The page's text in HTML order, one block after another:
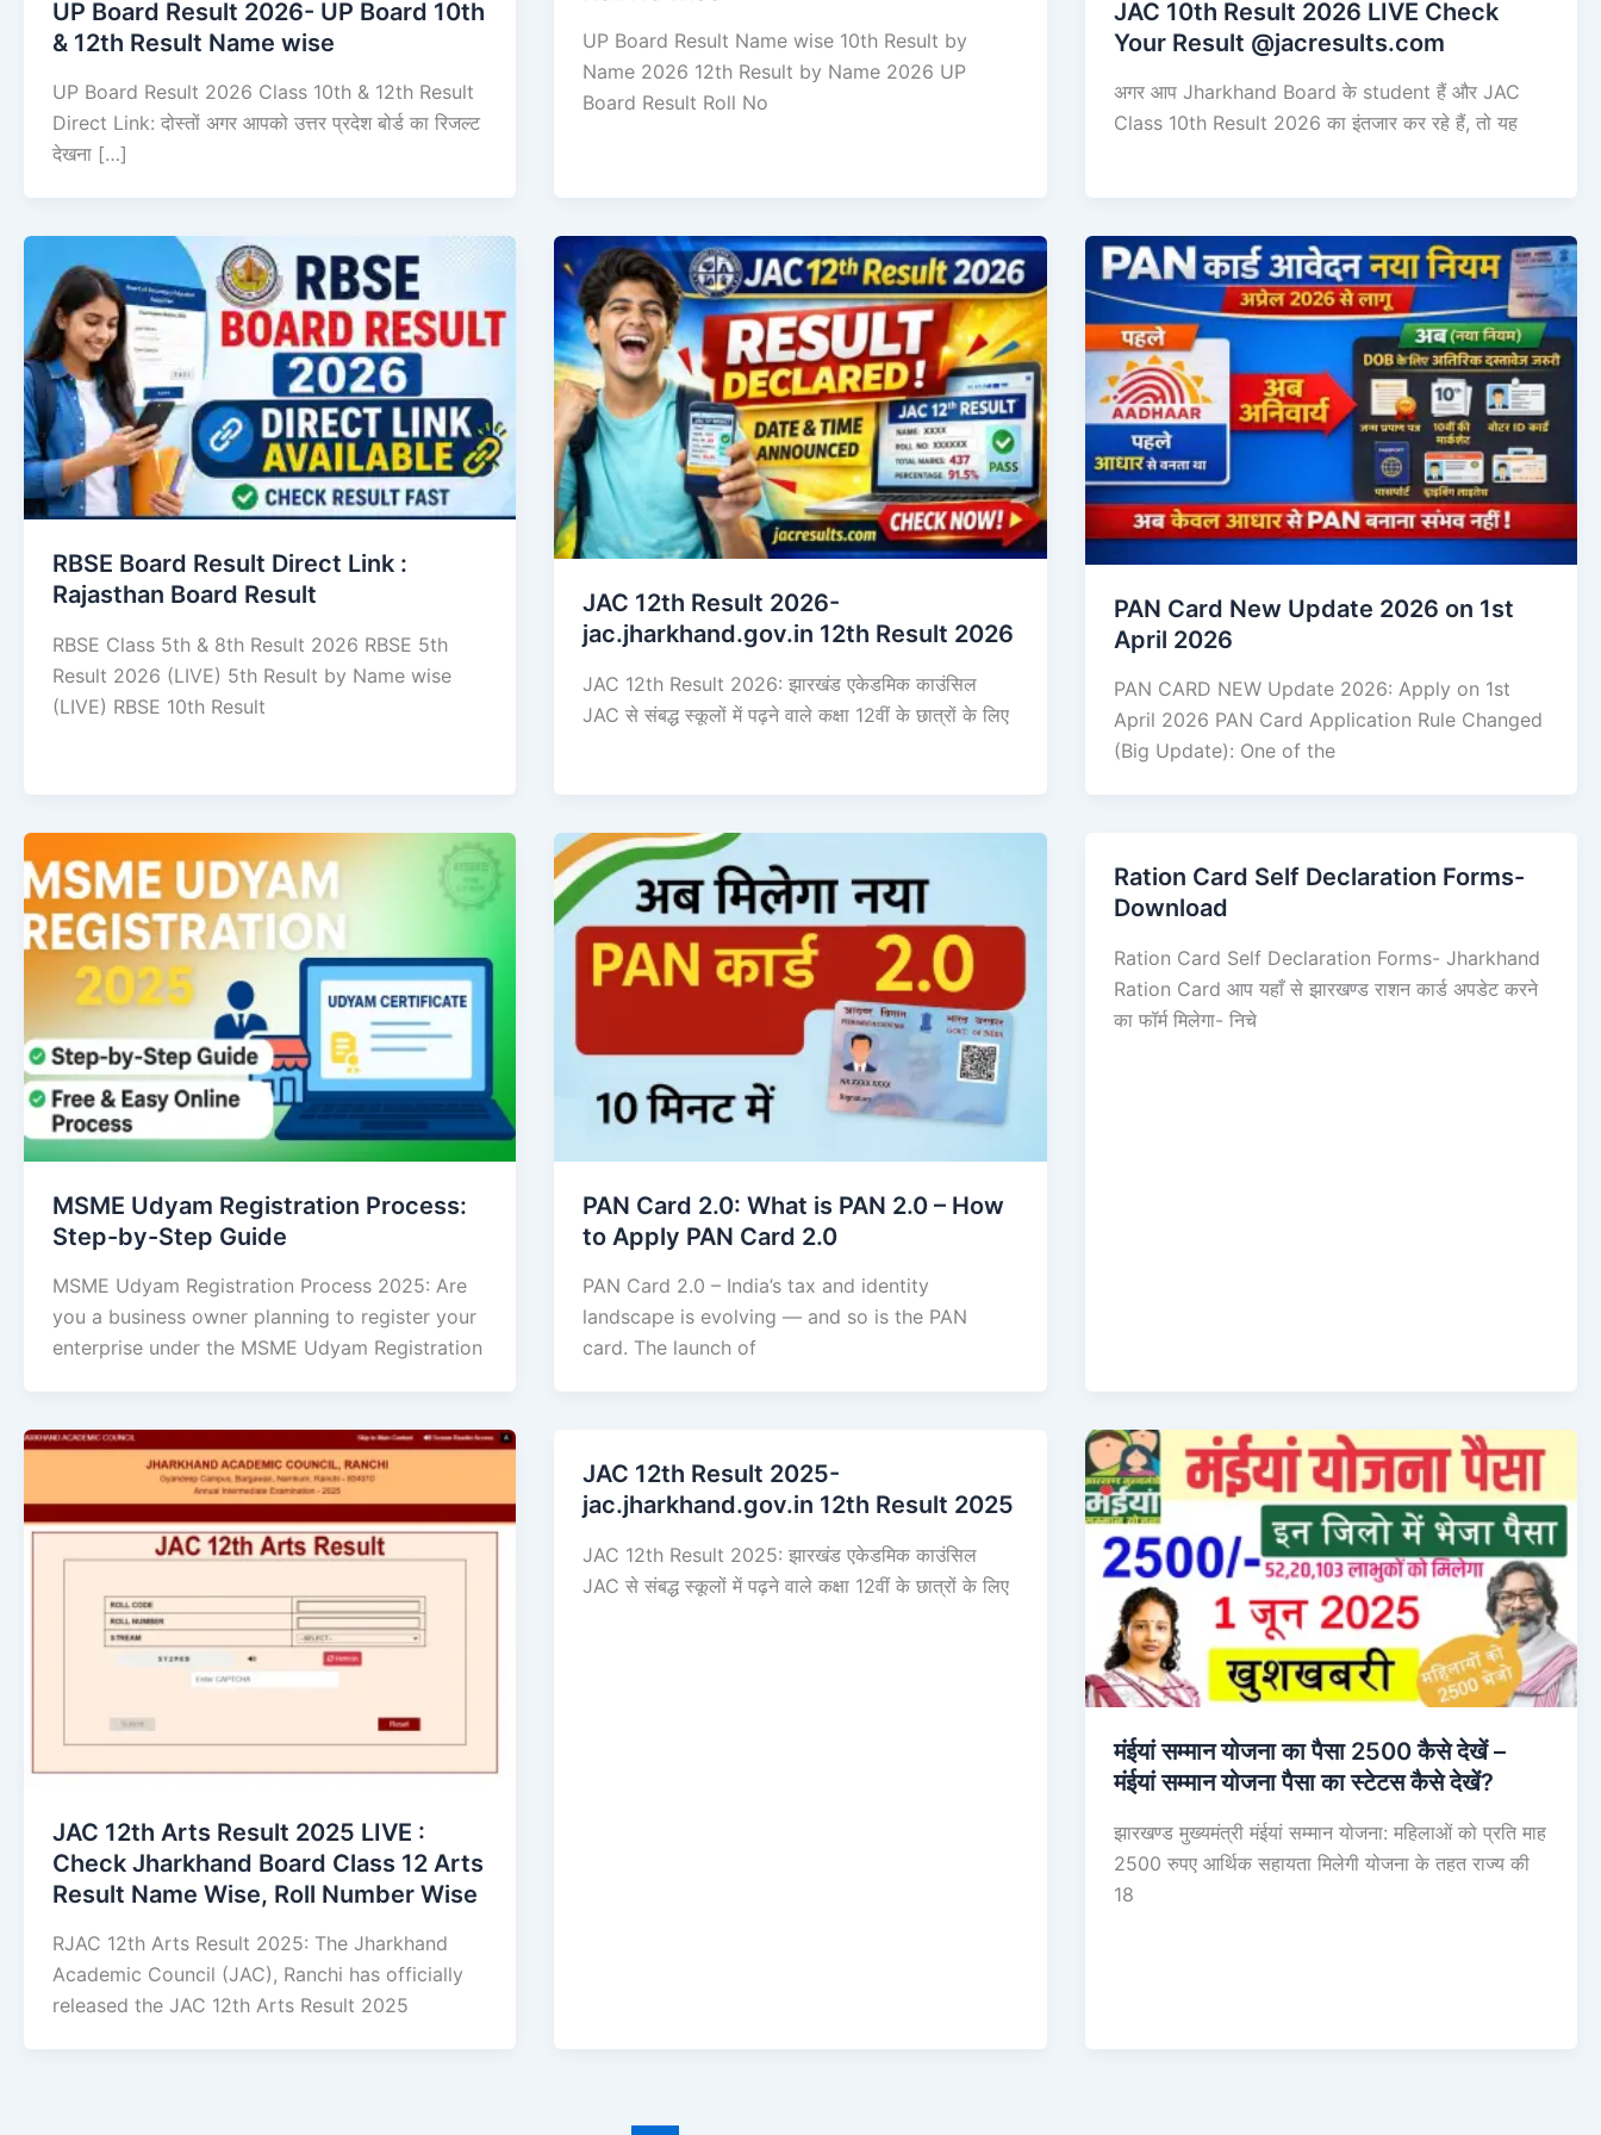
UP Board Result 2026- UP Board 10th
& 12th Result Name wise
UP Board Result 2026 Class 10th & 12th Result
Direct Link: दोस्तों अगर आपको उत्तर प्रदेश बोर्ड का रिजल्ट
देखना […]
UP Board Result Name wise 10th Result by
Name 2026 12th Result by Name 2026 UP
Board Result Roll No
JAC 10th Result 2026 LIVE Check
Your Result @jacresults.com
अगर आप Jharkhand Board के student हैं और JAC
Class 10th Result 2026 का इंतजार कर रहे हैं, तो यह
RBSE Board Result Direct Link : ​
Rajasthan Board Result
RBSE Class 5th & 8th Result 2026 RBSE 5th
Result 2026 (LIVE) 5th Result by Name wise
(LIVE) RBSE 10th Result
JAC 12th Result 2026-
jac.jharkhand.gov.in 12th Result 2026
JAC 12th Result 2026: झारखंड एकेडमिक काउंसिल
JAC से संबद्ध स्कूलों में पढ़ने वाले कक्षा 12वीं के छात्रों के लिए
PAN Card New Update 2026 on 1st
April 2026
PAN CARD NEW Update 2026: Apply on 1st
April 2026 PAN Card Application Rule Changed
(Big Update): One of the
MSME Udyam Registration Process:
Step-by-Step Guide
MSME Udyam Registration Process 2025: Are
you a business owner planning to register your
enterprise under the MSME Udyam Registration
PAN Card 2.0: What is PAN 2.0 – How
to Apply PAN Card 2.0
PAN Card 2.0 – India’s tax and identity
landscape is evolving — and so is the PAN
card. The launch of
Ration Card Self Declaration Forms-
Download
Ration Card Self Declaration Forms- Jharkhand
Ration Card आप यहाँ से झारखण्ड राशन कार्ड अपडेट करने
का फॉर्म मिलेगा- निचे
JAC 12th Arts Result 2025 LIVE :
Check Jharkhand Board Class 12 Arts
Result Name Wise, Roll Number Wise
RJAC 12th Arts Result 2025: The Jharkhand
Academic Council (JAC), Ranchi has officially
released the JAC 12th Arts Result 2025
JAC 12th Result 2025-
jac.jharkhand.gov.in 12th Result 2025
JAC 12th Result 2025: झारखंड एकेडमिक काउंसिल
JAC से संबद्ध स्कूलों में पढ़ने वाले कक्षा 12वीं के छात्रों के लिए
मंईयां सम्मान योजना का पैसा 2500 कैसे देखें –
मंईयां सम्मान योजना पैसा का स्टेटस कैसे देखें?
झारखण्ड मुख्यमंत्री मंईयां सम्मान योजना: महिलाओं को प्रति माह
2500 रुपए आर्थिक सहायता मिलेगी योजना के तहत राज्य की
18